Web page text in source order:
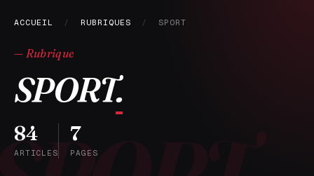
ACCUEIL / RUBRIQUES / SPORT
— Rubrique
SPORT.
84
ARTICLES
7
PAGES